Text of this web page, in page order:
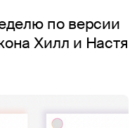
по версии
Хилл и Настя